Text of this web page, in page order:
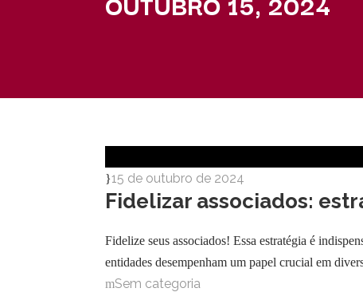
15 de outubro de 2024
Fidelizar associados:
Fidelize seus associados! Essa estratégia é
entidades desempenham um papel crucial em
Sem categoria